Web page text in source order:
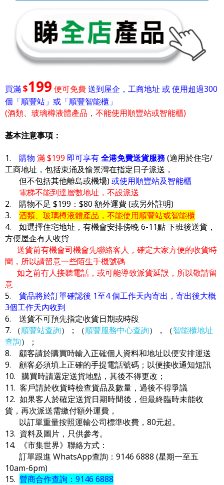
買滿$199 便可免費送到屋企，工商地址 或 使用超過300
個「順豐站」或「順豐智能櫃」
(酒類、玻璃樽液體產品，不能使用順豐站或智能櫃)
基本注意事項：
1. 購物 滿 $199 即可享有全港免費送貨服務(適用於住宅/
工商地址，包括東涌及愉景灣在指定日子派送，
但不包括其他離島或機場) 或使用順豐站及智能櫃
電梯不能到達層數地址，不設派送
2. 購物不足 $199：$80 額外運費 (或另外註明)
3. 酒類、玻璃樽液體產品，不能使用順豐站或智能櫃
4. 如選擇住宅地址，有機會安排傍晚 6-11點 下班後送貨，
方便屋企有人收貨
送貨前有機會司機會先聯絡客人，確定大家方便的收貨時
間，所以請留意一些陌生手機號碼
如之前冇人接聽電話，或可能導致派貨延誤，所以敬請留
意
5. 貨品將於訂單確認後 1至4 個工作天內寄出，寄出後大概
3個工作天內收到
6. 送貨不可預先指定收貨日期或時段
7. （順豐站查詢）；（順豐服務中心查詢），（智能櫃地址
查詢）；
8. 顧客請於購買時輸入正確個人資料和地址以便安排運送
9. 顧客必須填上正確的手提電話號碼；以便接收通知短訊
10. 購買時請選定送貨地點，其後不得更改；
11. 客戶請於收貨時檢查貨品及數量，過後不得爭議
12. 如果客人於確定送貨日期時間後，但最終臨時未能收
貨，再次派送需繳付額外運費，
以訂單重量按照運輸公司標準收費，80元起。
13. 資料及圖片，只供參考。
14. 《市集世界》聯絡方式：
訂單跟進 WhatsApp查詢：9146 6888 (星期一至五
10am-6pm)
15. 營商合作查詢：9146 6888